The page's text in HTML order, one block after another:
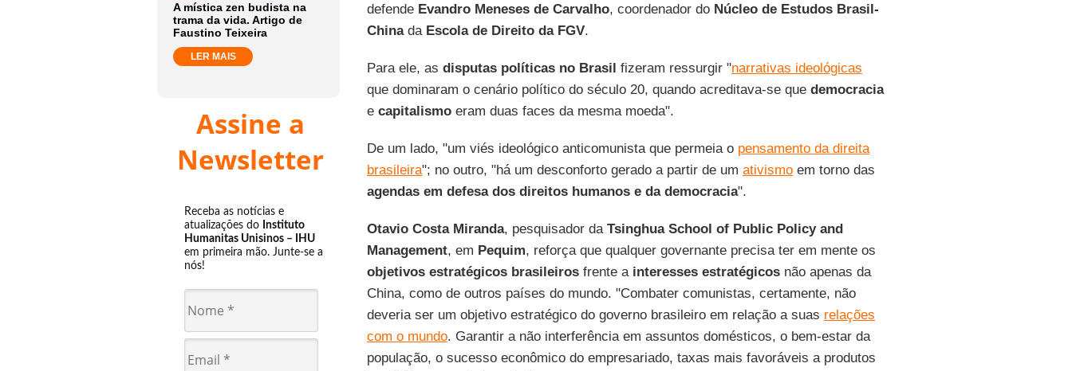
A mística zen budista na
trama da vida. Artigo de
Faustino Teixeira
LER MAIS
Assine a
Newsletter
Receba as notícias e
atualizações do Instituto
Humanitas Unisinos – IHU
em primeira mão. Junte-se a
nós!
defende Evandro Meneses de Carvalho, coordenador do Núcleo de Estudos Brasil-
Chinada Escola de Direito da FGV.
Para ele, as disputas políticas no Brasil fizeram ressurgir "narrativas ideológicas
que dominaram o cenário político do século 20, quando acreditava-se que democracia
e capitalismoeram duas faces da mesma moeda".
De um lado, "um viés ideológico anticomunista que permeia o pensamento da direita
brasileira"; no outro, "há um desconforto gerado a partir de um ativismoem torno das
agendas em defesa dos direitos humanos e da democracia".
Otavio Costa Miranda, pesquisador da Tsinghua School of Public Policy and
Management, em Pequim, reforça que qualquer governante precisa ter em mente os
objetivos estratégicos brasileirosfrente a interesses estratégicosnão apenas da
China, como de outros países do mundo. "Combater comunistas, certamente, não
deveria ser um objetivo estratégico do governo brasileiro em relação a suas relações
com o mundo. Garantir a não interferência em assuntos domésticos, o bem-estar da
população, o sucesso econômico do empresariado, taxas mais favoráveis a produtos